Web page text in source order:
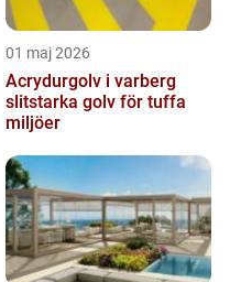
01 maj 2026
Acrydurgolv i varberg
slitstarka golv för tuffa
miljöer